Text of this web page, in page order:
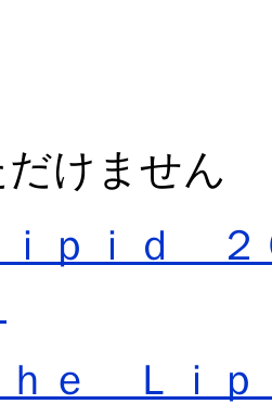
けません
ｐｉｄ ２
ｈｅ Ｌｉ